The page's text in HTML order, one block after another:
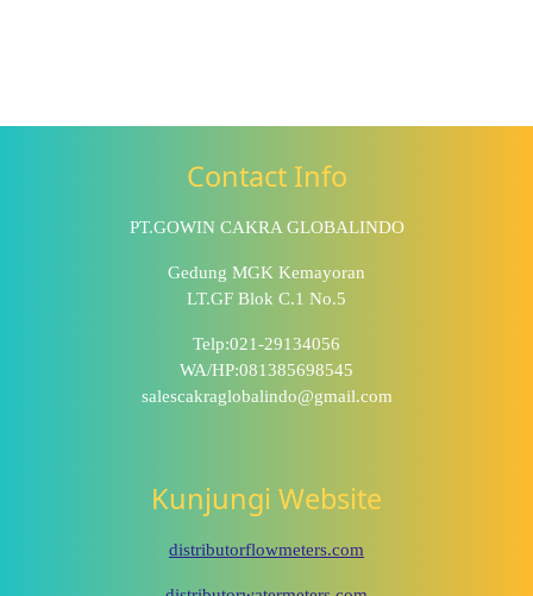
Contact Info
PT.GOWIN CAKRA GLOBALINDO
Gedung MGK Kemayoran
LT.GF Blok C.1 No.5
Telp:021-29134056
WA/HP:081385698545
salescakraglobalindo@gmail.com
Kunjungi Website
distributorflowmeters.com